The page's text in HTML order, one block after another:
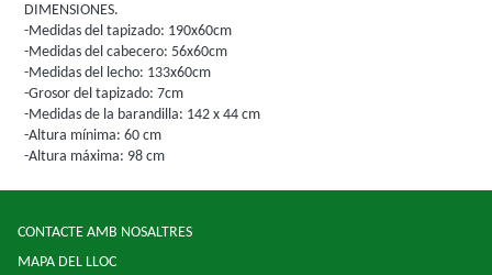
DIMENSIONES.
-Medidas del tapizado: 190x60cm
-Medidas del cabecero: 56x60cm
-Medidas del lecho: 133x60cm
-Grosor del tapizado: 7cm
-Medidas de la barandilla: 142 x 44 cm
-Altura mínima: 60 cm
-Altura máxima: 98 cm
CONTACTE AMB NOSALTRES
MAPA DEL LLOC